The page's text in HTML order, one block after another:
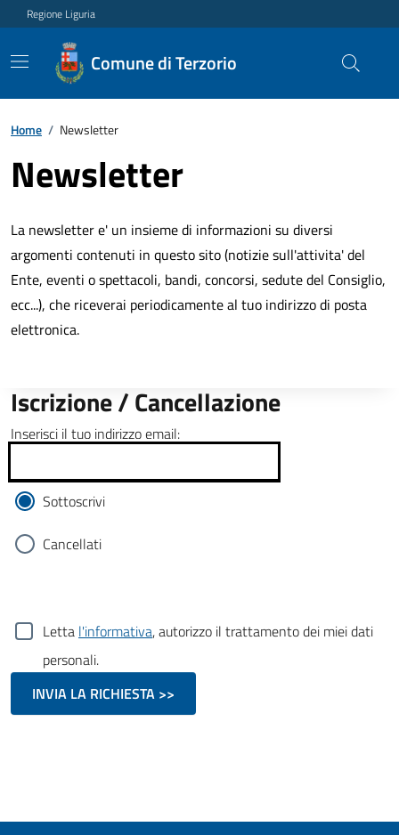
Regione Liguria
Comune di Terzorio
Home / Newsletter
Newsletter
La newsletter e' un insieme di informazioni su diversi
argomenti contenuti in questo sito (notizie sull'attivita' del
Ente, eventi o spettacoli, bandi, concorsi, sedute del Consiglio,
ecc...), che riceverai periodicamente al tuo indirizzo di posta
elettronica.
Iscrizione / Cancellazione
Inserisci il tuo indirizzo email:
Sottoscrivi
Cancellati
Letta l'informativa, autorizzo il trattamento dei miei dati
personali.